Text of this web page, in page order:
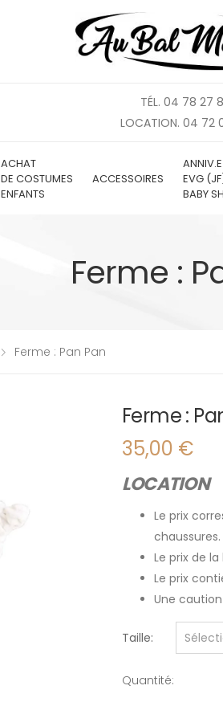
TÉL. 04 78 27
LOCATION. 04 72
ACHAT
DE COSTUMES
ENFANTS
ACCESSOIRES
EVG
BABY
Ferme :
Ferme : Pan Pan
Ferme :
35,00 €
LOCATION
Le prix
chaussures.
Le prix de
Le prix
Une
Taille
Quantité:
quantité